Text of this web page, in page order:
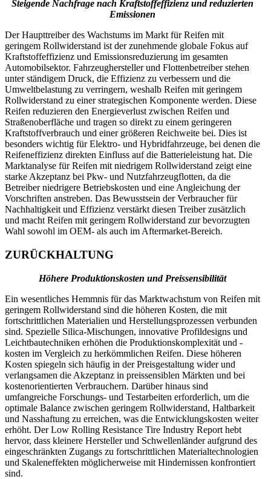
Steigende Nachfrage nach Kraftstoffeffizienz und reduzierten
Emissionen
Der Haupttreiber des Wachstums im Markt für Reifen mit
geringem Rollwiderstand ist der zunehmende globale Fokus auf
Kraftstoffeffizienz und Emissionsreduzierung im gesamten
Automobilsektor. Fahrzeughersteller und Flottenbetreiber stehen
unter ständigem Druck, die Effizienz zu verbessern und die
Umweltbelastung zu verringern, weshalb Reifen mit geringem
Rollwiderstand zu einer strategischen Komponente werden. Diese
Reifen reduzieren den Energieverlust zwischen Reifen und
Straßenoberfläche und tragen so direkt zu einem geringeren
Kraftstoffverbrauch und einer größeren Reichweite bei. Dies ist
besonders wichtig für Elektro- und Hybridfahrzeuge, bei denen die
Reifeneffizienz direkten Einfluss auf die Batterieleistung hat. Die
Marktanalyse für Reifen mit niedrigem Rollwiderstand zeigt eine
starke Akzeptanz bei Pkw- und Nutzfahrzeugflotten, da die
Betreiber niedrigere Betriebskosten und eine Angleichung der
Vorschriften anstreben. Das Bewusstsein der Verbraucher für
Nachhaltigkeit und Effizienz verstärkt diesen Treiber zusätzlich
und macht Reifen mit geringem Rollwiderstand zur bevorzugten
Wahl sowohl im OEM- als auch im Aftermarket-Bereich.
ZURÜCKHALTUNG
Höhere Produktionskosten und Preissensibilität
Ein wesentliches Hemmnis für das Marktwachstum von Reifen mit
geringem Rollwiderstand sind die höheren Kosten, die mit
fortschrittlichen Materialien und Herstellungsprozessen verbunden
sind. Spezielle Silica-Mischungen, innovative Profildesigns und
Leichtbautechniken erhöhen die Produktionskomplexität und -
kosten im Vergleich zu herkömmlichen Reifen. Diese höheren
Kosten spiegeln sich häufig in der Preisgestaltung wider und
verlangsamen die Akzeptanz in preissensiblen Märkten und bei
kostenorientierten Verbrauchern. Darüber hinaus sind
umfangreiche Forschungs- und Testarbeiten erforderlich, um die
optimale Balance zwischen geringem Rollwiderstand, Haltbarkeit
und Nasshaftung zu erreichen, was die Entwicklungskosten weiter
erhöht. Der Low Rolling Resistance Tire Industry Report hebt
hervor, dass kleinere Hersteller und Schwellenländer aufgrund des
eingeschränkten Zugangs zu fortschrittlichen Materialtechnologien
und Skaleneffekten möglicherweise mit Hindernissen konfrontiert
sind.